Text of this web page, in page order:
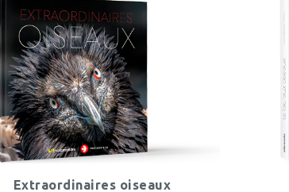
Extraordinaires oiseaux